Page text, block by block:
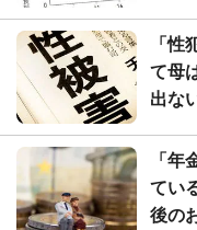
「性
て母
出な
「年
てい
後の